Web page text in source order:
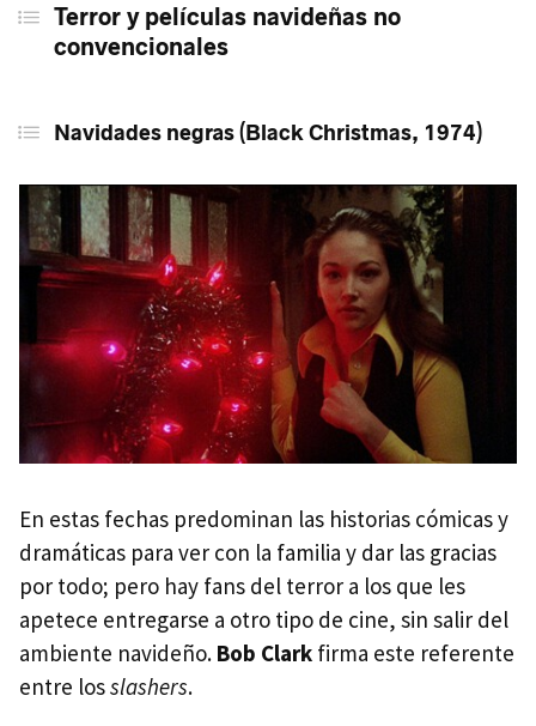
Terror y películas navideñas no
convencionales
Navidades negras (Black Christmas, 1974)
En estas fechas predominan las historias cómicas y
dramáticas para ver con la familia y dar las gracias
por todo; pero hay fans del terror a los que les
apetece entregarse a otro tipo de cine, sin salir del
ambiente navideño. Bob Clark firma este referente
entre losslashers.